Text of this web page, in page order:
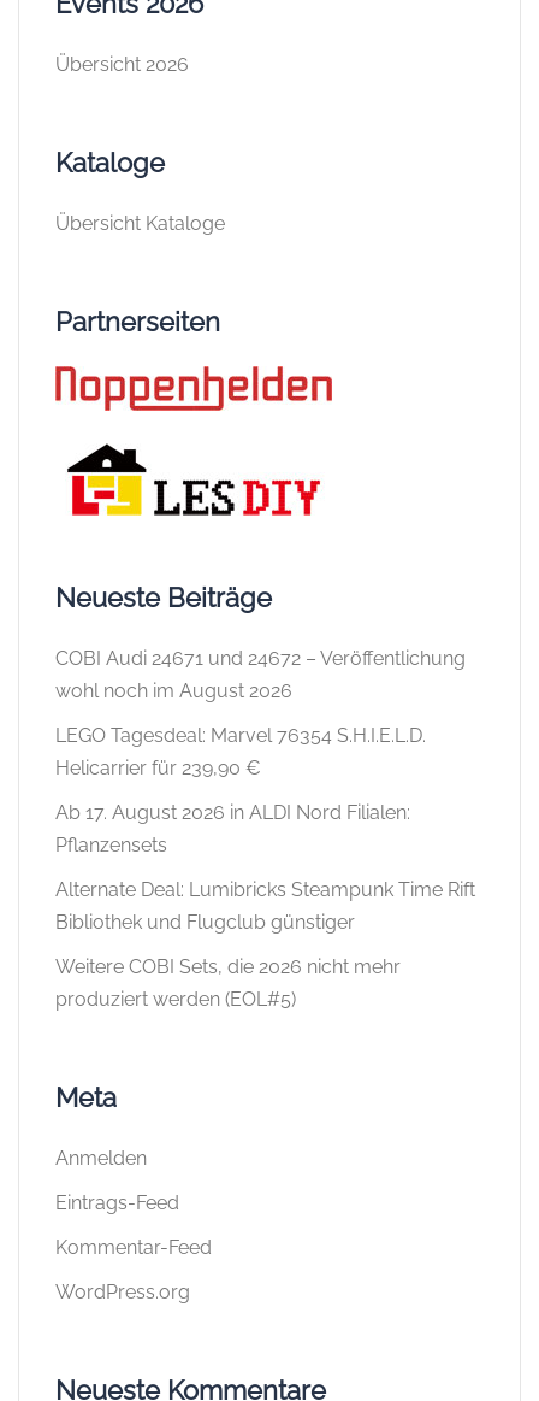
Übersicht 2026
Kataloge
Übersicht Kataloge
Partnerseiten
Neueste Beiträge
COBI Audi 24671 und 24672 – Veröffentlichung
wohl noch im August 2026
LEGO Tagesdeal: Marvel 76354 S.H.I.E.L.D.
Helicarrier für 239,90 €
Ab 17. August 2026 in ALDI Nord Filialen:
Pflanzensets
Alternate Deal: Lumibricks Steampunk Time Rift
Bibliothek und Flugclub günstiger
Weitere COBI Sets, die 2026 nicht mehr
produziert werden (EOL#5)
Meta
Anmelden
Eintrags-Feed
Kommentar-Feed
WordPress.org
Neueste Kommentare